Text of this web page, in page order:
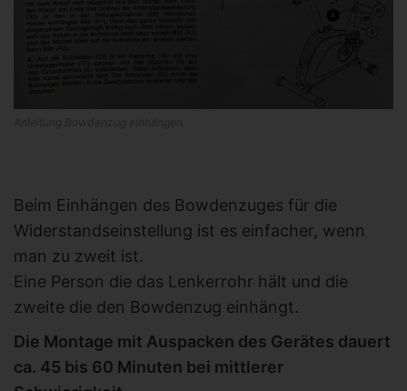
Beim Einhängen des Bowdenzuges für die
Widerstandseinstellung ist es einfacher, wenn
man zu zweit ist.
Eine Person die das Lenkerrohr hält und die
zweite die den Bowdenzug einhängt.
Die Montage mit Auspacken des Gerätes dauert
ca. 45 bis 60 Minuten bei mittlerer